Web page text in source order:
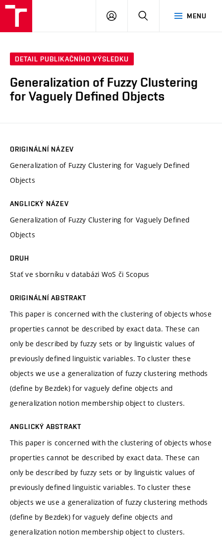
MENU
PŘIHLÁSIT
DETAIL PUBLIKAČNÍHO VÝSLEDKU
Generalization of Fuzzy Clustering
for Vaguely Defined Objects
ORIGINÁLNÍ NÁZEV
Generalization of Fuzzy Clustering for Vaguely Defined
Objects
ANGLICKÝ NÁZEV
Generalization of Fuzzy Clustering for Vaguely Defined
Objects
DRUH
Stať ve sborníku v databázi WoS či Scopus
ORIGINÁLNÍ ABSTRAKT
This paper is concerned with the clustering of objects whose
properties cannot be described by exact data. These can
only be described by fuzzy sets or by linguistic values of
previously defined linguistic variables. To cluster these
objects we use a generalization of fuzzy clustering methods
(define by Bezdek) for vaguely define objects and
generalization notion membership object to clusters.
ANGLICKÝ ABSTRAKT
This paper is concerned with the clustering of objects whose
properties cannot be described by exact data. These can
only be described by fuzzy sets or by linguistic values of
previously defined linguistic variables. To cluster these
objects we use a generalization of fuzzy clustering methods
(define by Bezdek) for vaguely define objects and
generalization notion membership object to clusters.